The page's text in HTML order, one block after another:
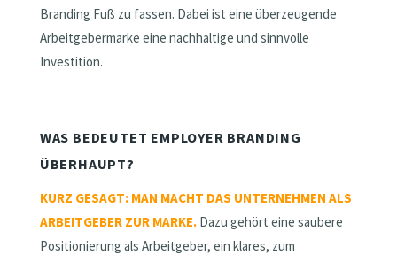
Branding Fuß zu fassen. Dabei ist eine überzeugende
Arbeitgebermarke eine nachhaltige und sinnvolle
Investition.
WAS BEDEUTET EMPLOYER BRANDING
ÜBERHAUPT?
KURZ GESAGT: MAN MACHT DAS UNTERNEHMEN ALS
ARBEITGEBER ZUR MARKE.Dazu gehört eine saubere
Positionierung als Arbeitgeber, ein klares, zum